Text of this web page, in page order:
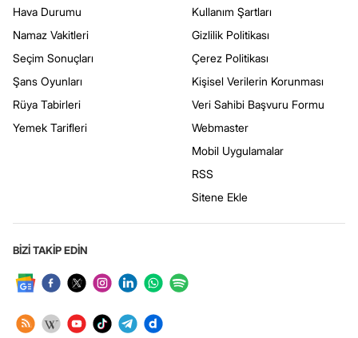
Hava Durumu
Namaz Vakitleri
Seçim Sonuçları
Şans Oyunları
Rüya Tabirleri
Yemek Tarifleri
Kullanım Şartları
Gizlilik Politikası
Çerez Politikası
Kişisel Verilerin Korunması
Veri Sahibi Başvuru Formu
Webmaster
Mobil Uygulamalar
RSS
Sitene Ekle
BİZİ TAKİP EDİN